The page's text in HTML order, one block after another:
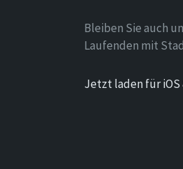
Bleiben Sie auch
Laufenden mit
Jetzt laden für iOS